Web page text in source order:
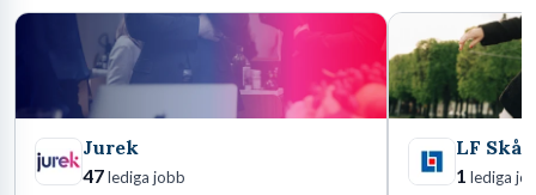
Jurek
47lediga jobb
LF
1 lediga